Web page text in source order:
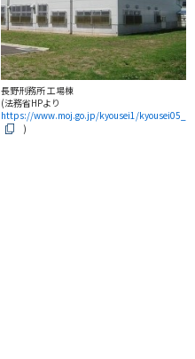
長野刑務所 工場棟
(法務省HPより
https://www.moj.go.jp/kyousei1/
)